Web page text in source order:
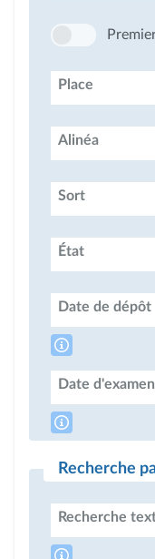
Place
Alinéa
Sort
État
Date de dépôt
Date d'examen
Recherche
Recherche